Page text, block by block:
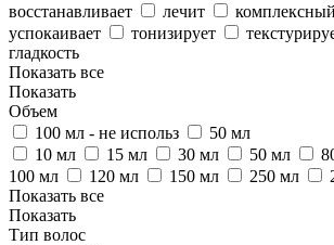
восстанавливает
лечит
успокаивает
тонизирует
гладкость
Показать все
Показать
Объем
100 мл - не использ
50 мл
10 мл
15 мл 30 мл 50 мл
100 мл
120 мл 150 мл 250 мл
Показать все
Показать
Тип волос